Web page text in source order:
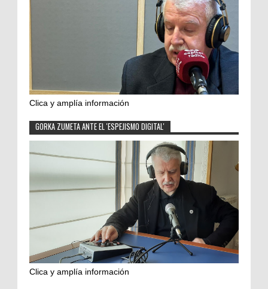
Clica y amplía información
GORKA ZUMETA ANTE EL 'ESPEJISMO DIGITAL'
Clica y amplía información